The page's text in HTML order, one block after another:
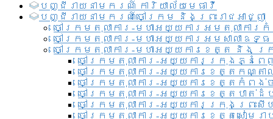
បញ្ជី​រាយ​នាមករណ៍ ការិយាល័យ​មេធាវី​
បញ្ជី​រាយ​នាមករណ៍​ចៅក្រម និងព្រះរាជអាជ្ញា
ចៅក្រមតុលាការ-មហាអយ្យការអមតុលាការ
ចៅក្រមតុលាការ-មហាអយ្យការអមសាលាឧទ្
ចៅក្រមតុលាការ-មហាអយ្យការខេត្ត និង ក្
ចៅក្រមតុលាការ-អយ្យការក្រុងភ្នំពេ
ចៅក្រមតុលាការ-អយ្យការខេត្តកណ្តា
ចៅក្រមតុលាការ-អយ្យការខេត្តកំពង់ច
ចៅក្រមតុលាការ-អយ្យការខេត្តបាត់ដំ
ចៅក្រមតុលាការ-អយ្យការ​ក្រុងព្រះសី
ចៅក្រមតុលាការ-អយ្យការខេត្តសៀមរា